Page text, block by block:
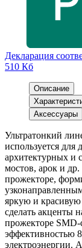
Декларация
510 Кб
Описание
Аксессуары
Ультратонкий
используется для
архитектурных и
мостов, арок и
прожекторе,
яркую и
сделать акценты
прожекторе SMD-
эффективностью
электроэнергии.